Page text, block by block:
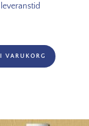
VARUKORG